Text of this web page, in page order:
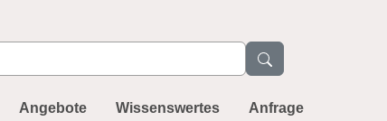
Angebote Wissenswertes Anfrage